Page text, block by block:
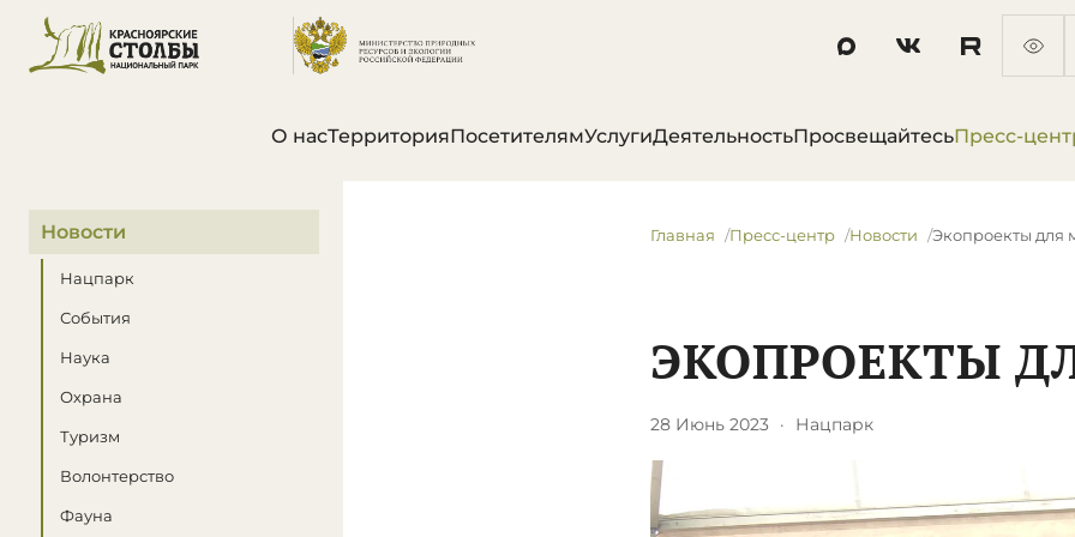
О насТерриторияПосетителямУслугиДеятельностьПросвещайтесьПресс-
В этом разделе
Новости
Нацпарк
События
Наука
Охрана
Туризм
Волонтерство
Фауна
Главная Пресс-центр Новости ​Экопроекты для
​ЭКОПРОЕКТЫ
28 Июнь 2023 · Нацпарк